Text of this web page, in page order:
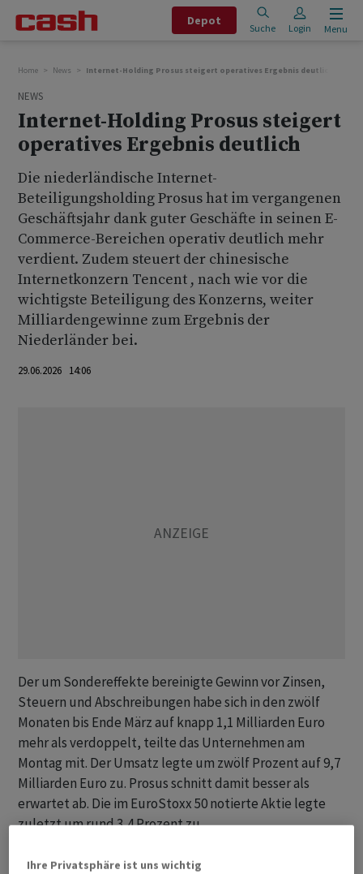
Depot
Suche Login Menu
Home News Internet-Holding Prosus steigert operatives Ergebnis deutlich
NEWS
Internet-Holding Prosus steigert
operatives Ergebnis deutlich
Die niederländische Internet-
Beteiligungsholding Prosus hat im vergangenen
Geschäftsjahr dank guter Geschäfte in seinen E-
Commerce-Bereichen operativ deutlich mehr
verdient. Zudem steuert der chinesische
Internetkonzern Tencent , nach wie vor die
wichtigste Beteiligung des Konzerns, weiter
Milliardengewinne zum Ergebnis der
Niederländer bei.
29.06.2026 14:06
Der um Sondereffekte bereinigte Gewinn vor Zinsen,
Steuern und Abschreibungen habe sich in den zwölf
Monaten bis Ende März auf knapp 1,1 Milliarden Euro
mehr als verdoppelt, teilte das Unternehmen am
Montag mit. Der Umsatz legte um zwölf Prozent auf 9,7
Milliarden Euro zu. Prosus schnitt damit besser als
erwartet ab. Die im EuroStoxx 50 notierte Aktie legte
zuletzt um rund 3,4 Prozent zu.
Unter dem Strich verdiente der Konzern dank der 23-
Ihre Privatsphäre ist uns wichtig